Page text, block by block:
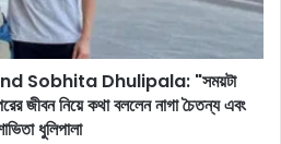
Sobhita Dhulipala: "সময়টা
জীবন নিয়ে কথা বললেন নাগা চৈতন্য এবং
ধুলিপালা